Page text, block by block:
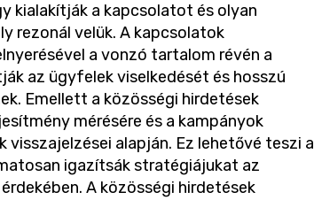
kialakítják a kapcsolatot és olyan
rezonál velük. A kapcsolatok
a vonzó tartalom révén a
az ügyfelek viselkedését és hosszú
Emellett a közösségi hirdetések
mérésére és a kampányok
alapján. Ez lehetővé teszi a
igazítsák stratégiájukat az
A közösségi hirdetések